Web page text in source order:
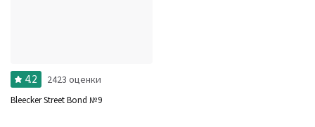
4.2 2423 оценки
Bleecker Street Bond №9